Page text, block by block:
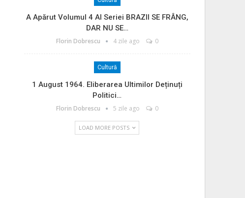
A Apărut Volumul 4 Al Seriei BRAZII SE FRÂNG,
DAR NU SE…
Florin Dobrescu 4 zile ago 0
Cultură
1 August 1964. Eliberarea Ultimilor Deținuți
Politici…
Florin Dobrescu 5 zile ago 0
LOAD MORE POSTS